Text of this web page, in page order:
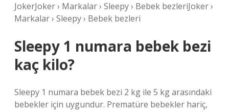
JokerJoker › Markalar › Sleepy › Bebek bezleriJoker ›
Markalar › Sleepy › Bebek bezleri
Sleepy 1 numara bebek bezi
kaç kilo?
Sleepy 1 numara bebek bezi 2 kg ile 5 kg arasındaki
bebekler için uygundur. Prematüre bebekler hariç,